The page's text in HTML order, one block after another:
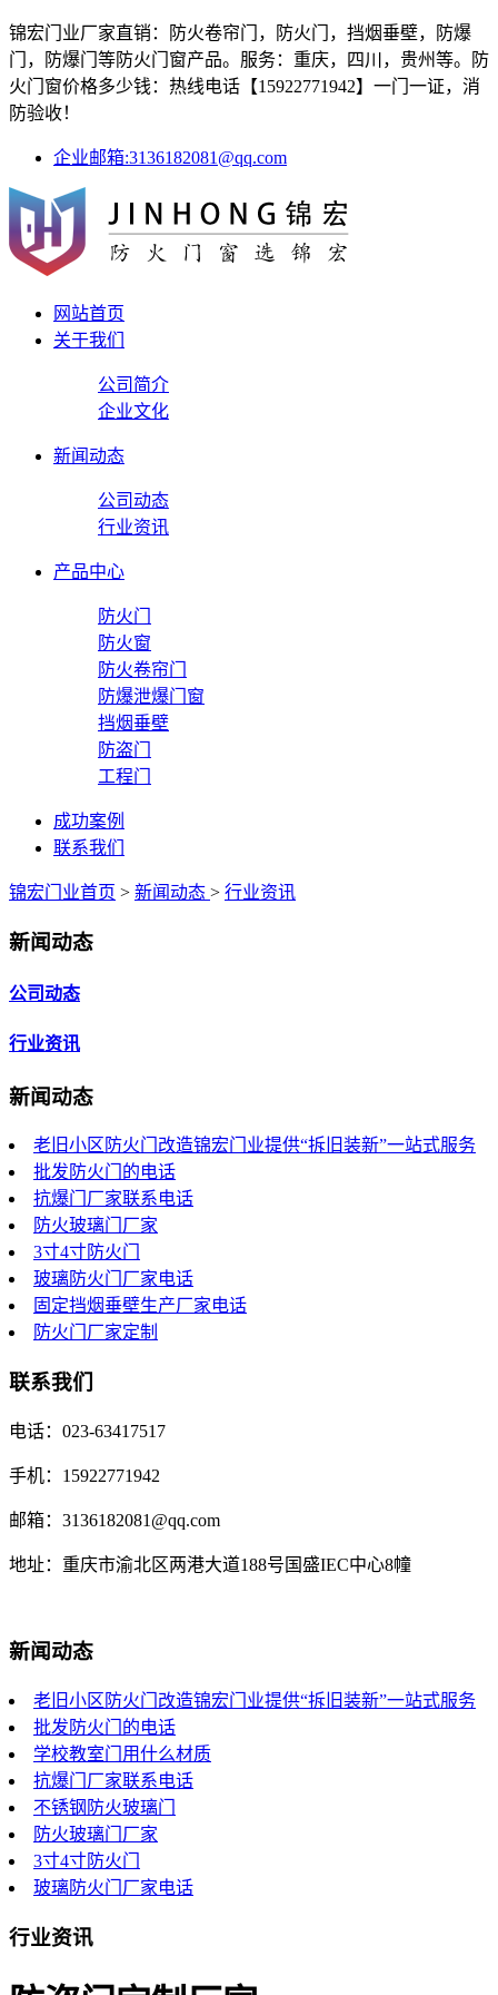
锦宏门业厂家直销：防火卷帘门，防火门，挡烟垂壁，防爆
门，防爆门等防火门窗产品。服务：重庆，四川，贵州等。防
火门窗价格多少钱：热线电话【15922771942】一门一证，消
防验收！
企业邮箱:3136182081@qq.com
网站首页
关于我们
公司简介
企业文化
新闻动态
公司动态
行业资讯
产品中心
防火门
防火窗
防火卷帘门
防爆泄爆门窗
挡烟垂壁
防盗门
工程门
成功案例
联系我们
锦宏门业首页 > 新闻动态 > 行业资讯
新闻动态
公司动态
行业资讯
新闻动态
老旧小区防火门改造锦宏门业提供“拆旧装新”一站式服务
批发防火门的电话
抗爆门厂家联系电话
防火玻璃门厂家
3寸4寸防火门
玻璃防火门厂家电话
固定挡烟垂壁生产厂家电话
防火门厂家定制
联系我们
电话：023-63417517
手机：15922771942
邮箱：3136182081@qq.com
地址：重庆市渝北区两港大道188号国盛IEC中心8幢
新闻动态
老旧小区防火门改造锦宏门业提供“拆旧装新”一站式服务
批发防火门的电话
学校教室门用什么材质
抗爆门厂家联系电话
不锈钢防火玻璃门
防火玻璃门厂家
3寸4寸防火门
玻璃防火门厂家电话
行业资讯